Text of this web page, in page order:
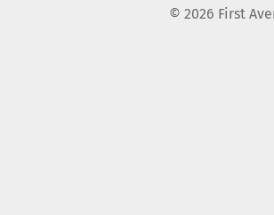
© 2026 First